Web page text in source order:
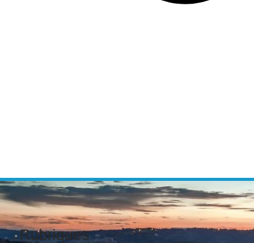
Rubriques